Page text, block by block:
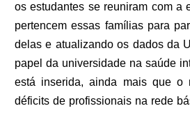
os estudantes se reuniram com a
pertencem essas famílias para
delas e atualizando os dados da
papel da universidade na saúde
está inserida, ainda mais que o
déficits de profissionais na rede